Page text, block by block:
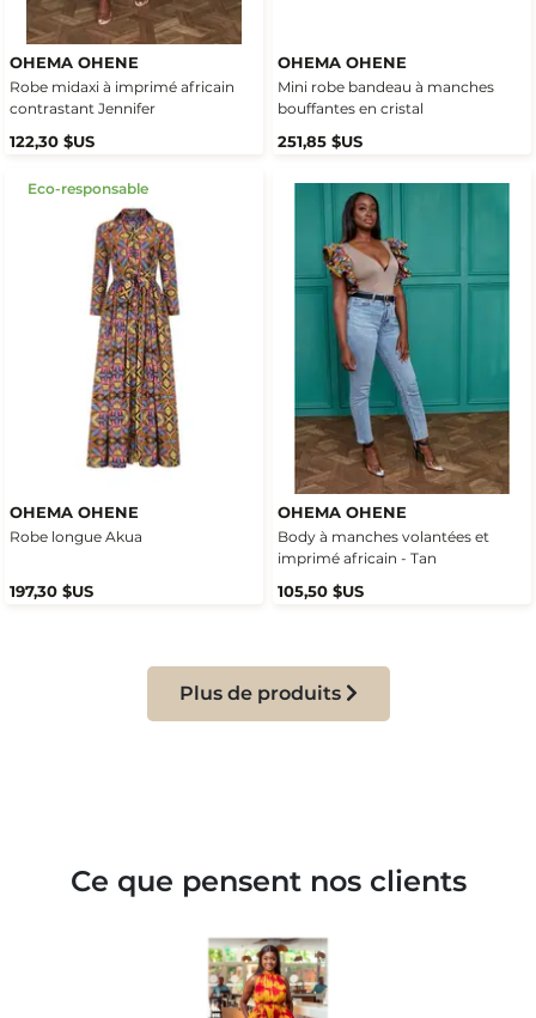
OHEMA OHENE
Robe midaxi à imprimé africain
contrastant Jennifer
122,30 $US
OHEMA OHENE
Mini robe bandeau à manches
bouffantes en cristal
251,85 $US
Eco-responsable
OHEMA OHENE
Robe longue Akua
197,30 $US
OHEMA OHENE
Body à manches volantées et
imprimé africain - Tan
105,50 $US
Plus de produits
Ce que pensent nos clients